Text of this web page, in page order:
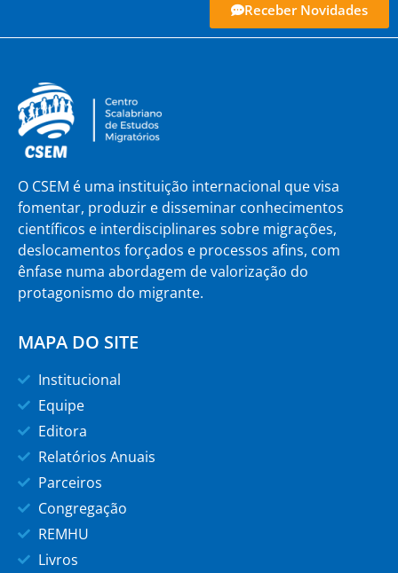
Receber Novidades
O CSEM é uma instituição internacional que visa
fomentar, produzir e disseminar conhecimentos
científicos e interdisciplinares sobre migrações,
deslocamentos forçados e processos afins, com
ênfase numa abordagem de valorização do
protagonismo do migrante.
MAPA DO SITE
Institucional
Equipe
Editora
Relatórios Anuais
Parceiros
Congregação
REMHU
Livros